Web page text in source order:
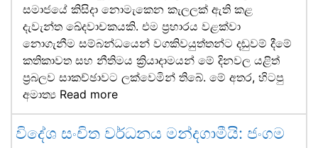
සමාජයේ කිසිදා නොමැකෙන කැලලක් ඇති කළ
දැවැන්ත ඛේදවාචකයකි. එම ප්‍රහාරය වළක්වා
නොගැනීම සම්බන්ධයෙන් වගකිවයුත්තන්ට දඬුවම් දීමේ
කතිකාවත සහ නීතිමය ක්‍රියාදාමයන් මේ දිනවල යළිත්
ප්‍රබලව සාකච්ඡාවට ලක්වෙමින් තිබේ. මේ අතර, හිටපු
අමාත්‍ය Read more
විදේශ සංචිත වර්ධනය මන්දගාමීයි: ජංගම